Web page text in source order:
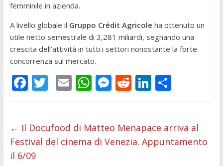
femminile in azienda.
A livello globale il Gruppo Crédit Agricole ha ottenuto un
utile netto semestrale di 3,281 miliardi, segnando una
crescita dell’attività in tutti i settori nonostante la forte
concorrenza sul mercato.
F
b
o
T
er
E
l
W
s
A
M
e
n
R
di
t
Li
e
dI
C
di
vi
← Il Docufood di Matteo Menapace arriva al
Festival del cinema di Venezia. Appuntamento
il 6/09